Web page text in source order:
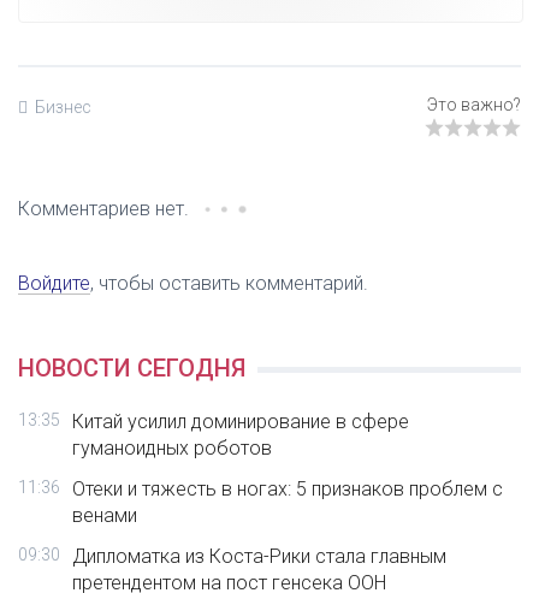
Бизнес
Комментариев нет.
Войдите, чтобы оставить комментарий.
НОВОСТИ СЕГОДНЯ
13:35
Китай усилил доминирование в сфере
гуманоидных роботов
11:36
Отеки и тяжесть в ногах: 5 признаков проблем с
венами
09:30
Дипломатка из Коста-Рики стала главным
претендентом на пост генсека ООН